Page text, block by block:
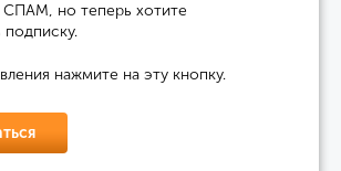
СПАМ, но теперь хотите
подписку.
нажмите на эту кнопку.